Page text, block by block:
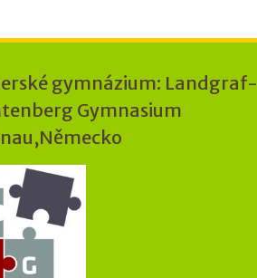
gymnázium: Landgraf-
Gymnasium